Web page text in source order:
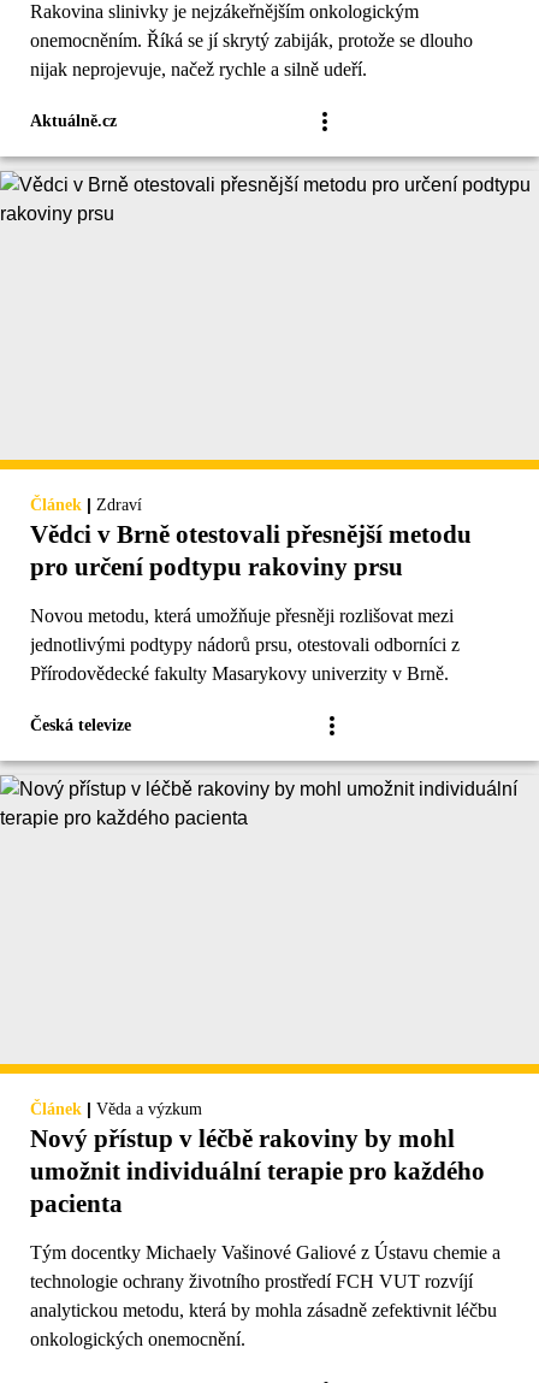
Rakovina slinivky je nejzákeřnějším onkologickým
onemocněním. Říká se jí skrytý zabiják, protože se dlouho
nijak neprojevuje, načež rychle a silně udeří.
Aktuálně.cz
Článek | Zdraví
Vědci v Brně otestovali přesnější metodu
pro určení podtypu rakoviny prsu
Novou metodu, která umožňuje přesněji rozlišovat mezi
jednotlivými podtypy nádorů prsu, otestovali odborníci z
Přírodovědecké fakulty Masarykovy univerzity v Brně.
Česká televize
Článek | Věda a výzkum
Nový přístup v léčbě rakoviny by mohl
umožnit individuální terapie pro každého
pacienta
Tým docentky Michaely Vašinové Galiové z Ústavu chemie a
technologie ochrany životního prostředí FCH VUT rozvíjí
analytickou metodu, která by mohla zásadně zefektivnit léčbu
onkologických onemocnění.